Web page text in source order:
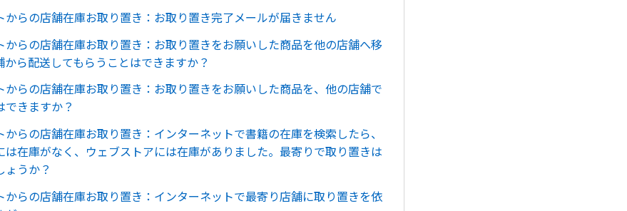
からの店舗在庫お取り置き：お取り置き完了メールが届きません
からの店舗在庫お取り置き：お取り置きをお願いした商品を他の店舗へ移
から配送してもらうことはできますか？
からの店舗在庫お取り置き：お取り置きをお願いした商品を、他の店舗で
できますか？
からの店舗在庫お取り置き：インターネットで書籍の在庫を検索したら、
は在庫がなく、ウェブストアには在庫がありました。最寄りで取り置きは
ょうか？
からの店舗在庫お取り置き：インターネットで最寄り店舗に取り置きを依